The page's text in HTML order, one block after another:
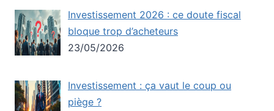
Investissement 2026 : ce doute fiscal
bloque trop d’acheteurs
23/05/2026
Investissement : ça vaut le coup ou
piège ?